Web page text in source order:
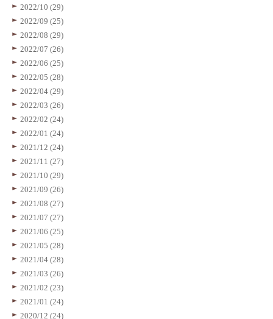
2022/10 (29)
2022/09 (25)
2022/08 (29)
2022/07 (26)
2022/06 (25)
2022/05 (28)
2022/04 (29)
2022/03 (26)
2022/02 (24)
2022/01 (24)
2021/12 (24)
2021/11 (27)
2021/10 (29)
2021/09 (26)
2021/08 (27)
2021/07 (27)
2021/06 (25)
2021/05 (28)
2021/04 (28)
2021/03 (26)
2021/02 (23)
2021/01 (24)
2020/12 (24)